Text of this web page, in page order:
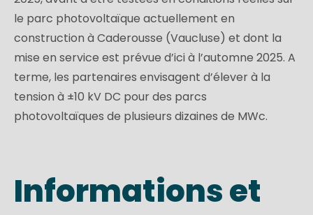
le parc photovoltaïque actuellement en
construction à Caderousse (Vaucluse) et dont la
mise en service est prévue d’ici à l’automne 2025. A
terme, les partenaires envisagent d’élever à la
tension à ±10 kV DC pour des parcs
photovoltaïques de plusieurs dizaines de MWc.
Informations et